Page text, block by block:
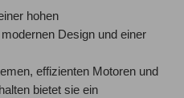
hohen
Design und einer
effizienten Motoren und
bietet sie ein